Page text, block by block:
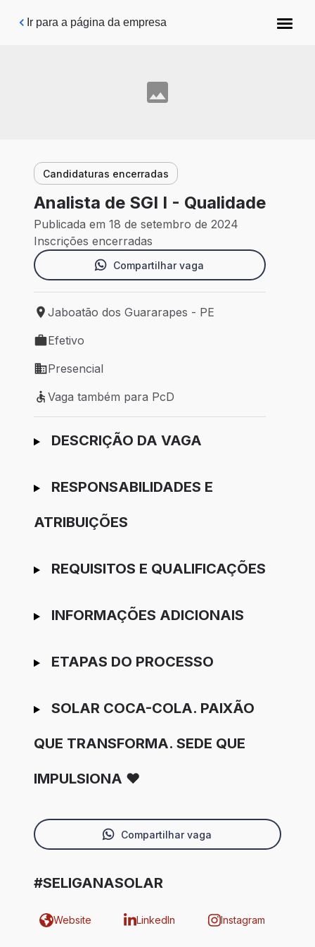
Pular para o conteúdo principal
Ir para a página da empresa
Candidaturas encerradas
Analista de SGI I - Qualidade
Publicada em 18 de setembro de 2024
Inscrições encerradas
Compartilhar vaga
Local de trabalho: Jaboatão dos Guararapes - PE
Jaboatão dos Guararapes - PE
Tipo de vaga: Efetivo
Efetivo
Modelo de trabalho: Presencial
Presencial
Vaga também para PcD
Vaga também para PcD
Ir para candidatura
DESCRIÇÃO DA VAGA
RESPONSABILIDADES E
ATRIBUIÇÕES
REQUISITOS E QUALIFICAÇÕES
INFORMAÇÕES ADICIONAIS
ETAPAS DO PROCESSO
SOLAR COCA-COLA. PAIXÃO
QUE TRANSFORMA. SEDE QUE
IMPULSIONA ❤️
Compartilhar vaga
#SELIGANASOLAR
Website LinkedIn Instagram